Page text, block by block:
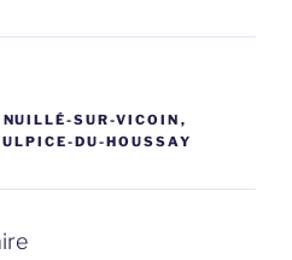
NUILLÉ-SUR-VICOIN ,
DU-HOUSSAY